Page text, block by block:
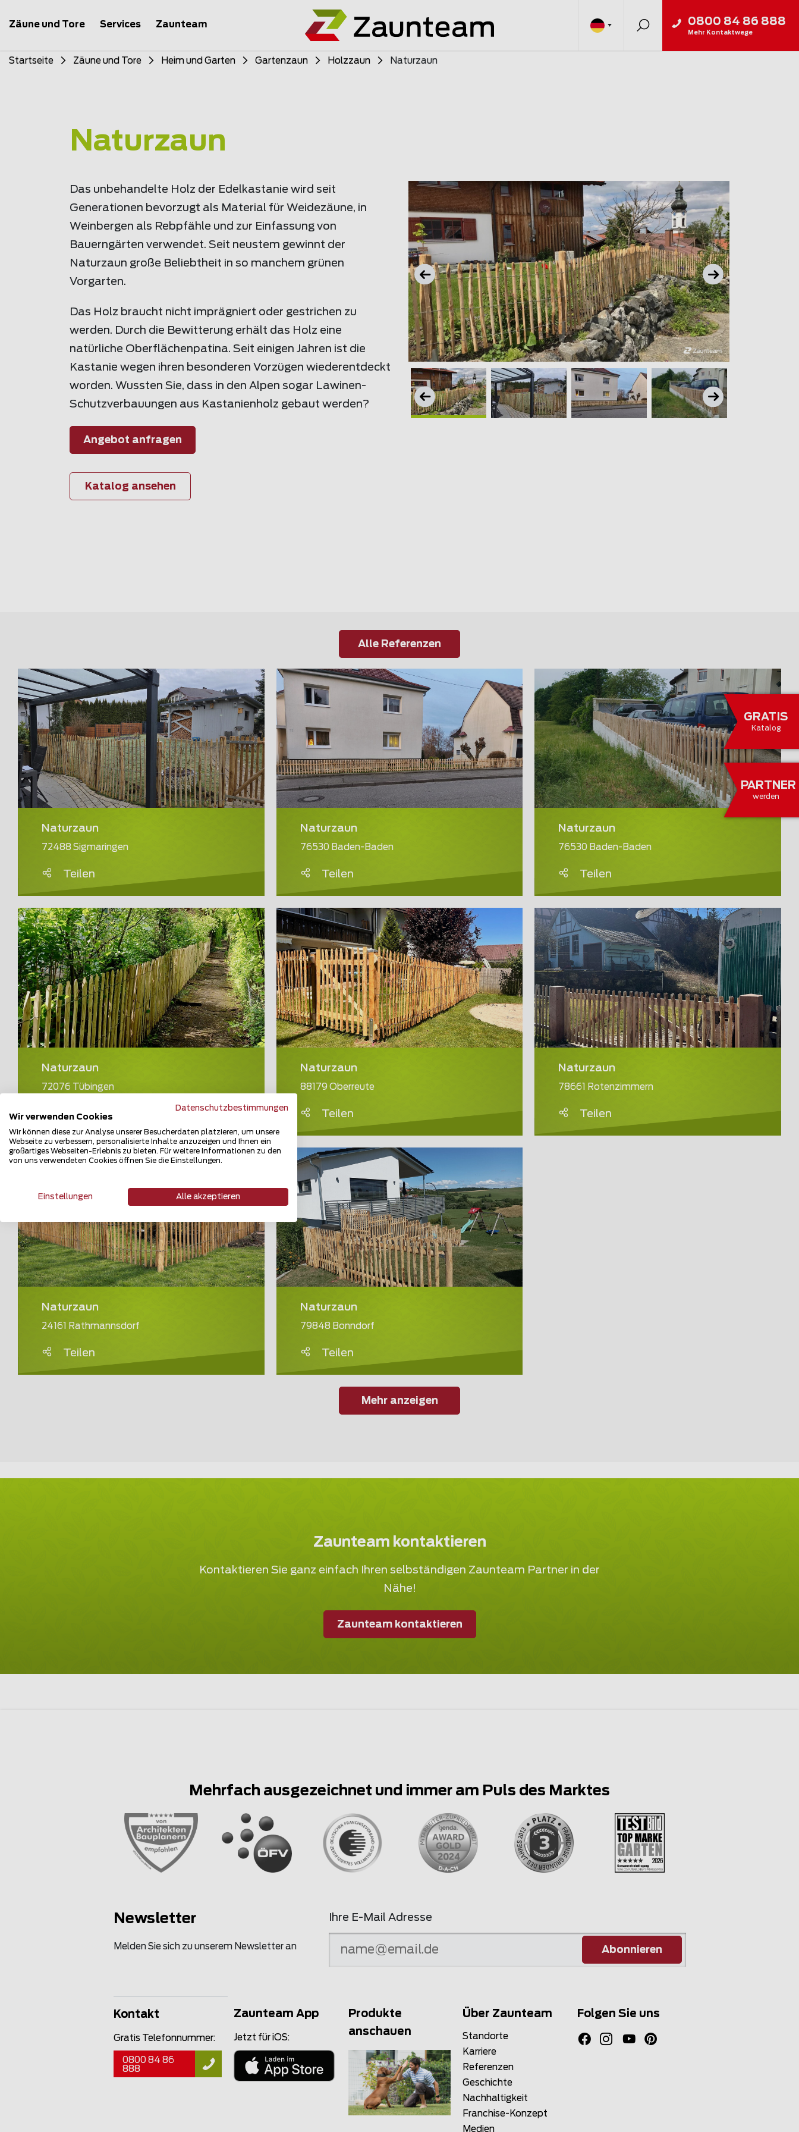
GRATIS
Katalog
PARTNER
werden
Zäune und Tore Services Zaunteam 0800 84 86 888
Mehr Kontaktwege
Startseite Zäune und Tore Heim und Garten Gartenzaun Holzzaun Naturzaun
Naturzaun
Das unbehandelte Holz der Edelkastanie wird seit
Generationen bevorzugt als Material für Weidezäune, in
Weinbergen als Rebpfähle und zur Einfassung von
Bauerngärten verwendet. Seit neustem gewinnt der
Naturzaun große Beliebtheit in so manchem grünen
Vorgarten.
Das Holz braucht nicht imprägniert oder gestrichen zu
werden. Durch die Bewitterung erhält das Holz eine
natürliche Oberflächenpatina. Seit einigen Jahren ist die
Kastanie wegen ihren besonderen Vorzügen wiederentdeckt
worden. Wussten Sie, dass in den Alpen sogar Lawinen-
Schutzverbauungen aus Kastanienholz gebaut werden?
Angebot anfragen
Katalog ansehen
Alle Referenzen
Naturzaun
72488 Sigmaringen
Teilen
Naturzaun
76530 Baden-Baden
Teilen
Naturzaun
76530 Baden-Baden
Teilen
Naturzaun
72076 Tübingen
Teilen
Naturzaun
88179 Oberreute
Teilen
Naturzaun
78661 Rotenzimmern
Teilen
Naturzaun
24161 Rathmannsdorf
Teilen
Naturzaun
79848 Bonndorf
Teilen
Mehr anzeigen
Zaunteam kontaktieren
Kontaktieren Sie ganz einfach Ihren selbständigen Zaunteam Partner in der
Nähe!
Zaunteam kontaktieren
Mehrfach ausgezeichnet und immer am Puls des Marktes
Newsletter
Melden Sie sich zu unserem Newsletter an
Ihre E-Mail Adresse
Abonnieren
Kontakt
Gratis Telefonnummer:
0800 84 86
888
Zaunteam App
Jetzt für iOS:
Produkte
anschauen
Über Zaunteam
Standorte
Karriere
Referenzen
Geschichte
Nachhaltigkeit
Franchise-Konzept
Medien
Folgen Sie uns
Datenschutzbestimmungen
Wir verwenden Cookies
Wir können diese zur Analyse unserer Besucherdaten platzieren, um unsere
Webseite zu verbessern, personalisierte Inhalte anzuzeigen und Ihnen ein
großartiges Webseiten-Erlebnis zu bieten. Für weitere Informationen zu den
von uns verwendeten Cookies öffnen Sie die Einstellungen.
Einstellungen Alle akzeptieren